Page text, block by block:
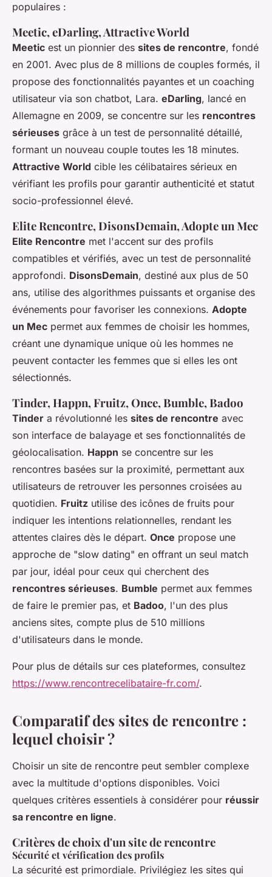
populaires :
Meetic, eDarling, Attractive World
Meetic est un pionnier des sites de rencontre, fondé
en 2001. Avec plus de 8 millions de couples formés, il
propose des fonctionnalités payantes et un coaching
utilisateur via son chatbot, Lara. eDarling, lancé en
Allemagne en 2009, se concentre sur les rencontres
sérieuses grâce à un test de personnalité détaillé,
formant un nouveau couple toutes les 18 minutes.
Attractive World cible les célibataires sérieux en
vérifiant les profils pour garantir authenticité et statut
socio-professionnel élevé.
Elite Rencontre, DisonsDemain, Adopte un Mec
Elite Rencontre met l'accent sur des profils
compatibles et vérifiés, avec un test de personnalité
approfondi. DisonsDemain, destiné aux plus de 50
ans, utilise des algorithmes puissants et organise des
événements pour favoriser les connexions. Adopte
un Mec permet aux femmes de choisir les hommes,
créant une dynamique unique où les hommes ne
peuvent contacter les femmes que si elles les ont
sélectionnés.
Tinder, Happn, Fruitz, Once, Bumble, Badoo
Tinder a révolutionné les sites de rencontre avec
son interface de balayage et ses fonctionnalités de
géolocalisation. Happn se concentre sur les
rencontres basées sur la proximité, permettant aux
utilisateurs de retrouver les personnes croisées au
quotidien. Fruitz utilise des icônes de fruits pour
indiquer les intentions relationnelles, rendant les
attentes claires dès le départ. Once propose une
approche de "slow dating" en offrant un seul match
par jour, idéal pour ceux qui cherchent des
rencontres sérieuses. Bumble permet aux femmes
de faire le premier pas, et Badoo, l'un des plus
anciens sites, compte plus de 510 millions
d'utilisateurs dans le monde.
Pour plus de détails sur ces plateformes, consultez
https://www.rencontrecelibataire-fr.com/.
Comparatif des sites de rencontre :
lequel choisir ?
Choisir un site de rencontre peut sembler complexe
avec la multitude d'options disponibles. Voici
quelques critères essentiels à considérer pour réussir
sa rencontre en ligne.
Critères de choix d'un site de rencontre
Sécurité et vérification des profils
La sécurité est primordiale. Privilégiez les sites qui